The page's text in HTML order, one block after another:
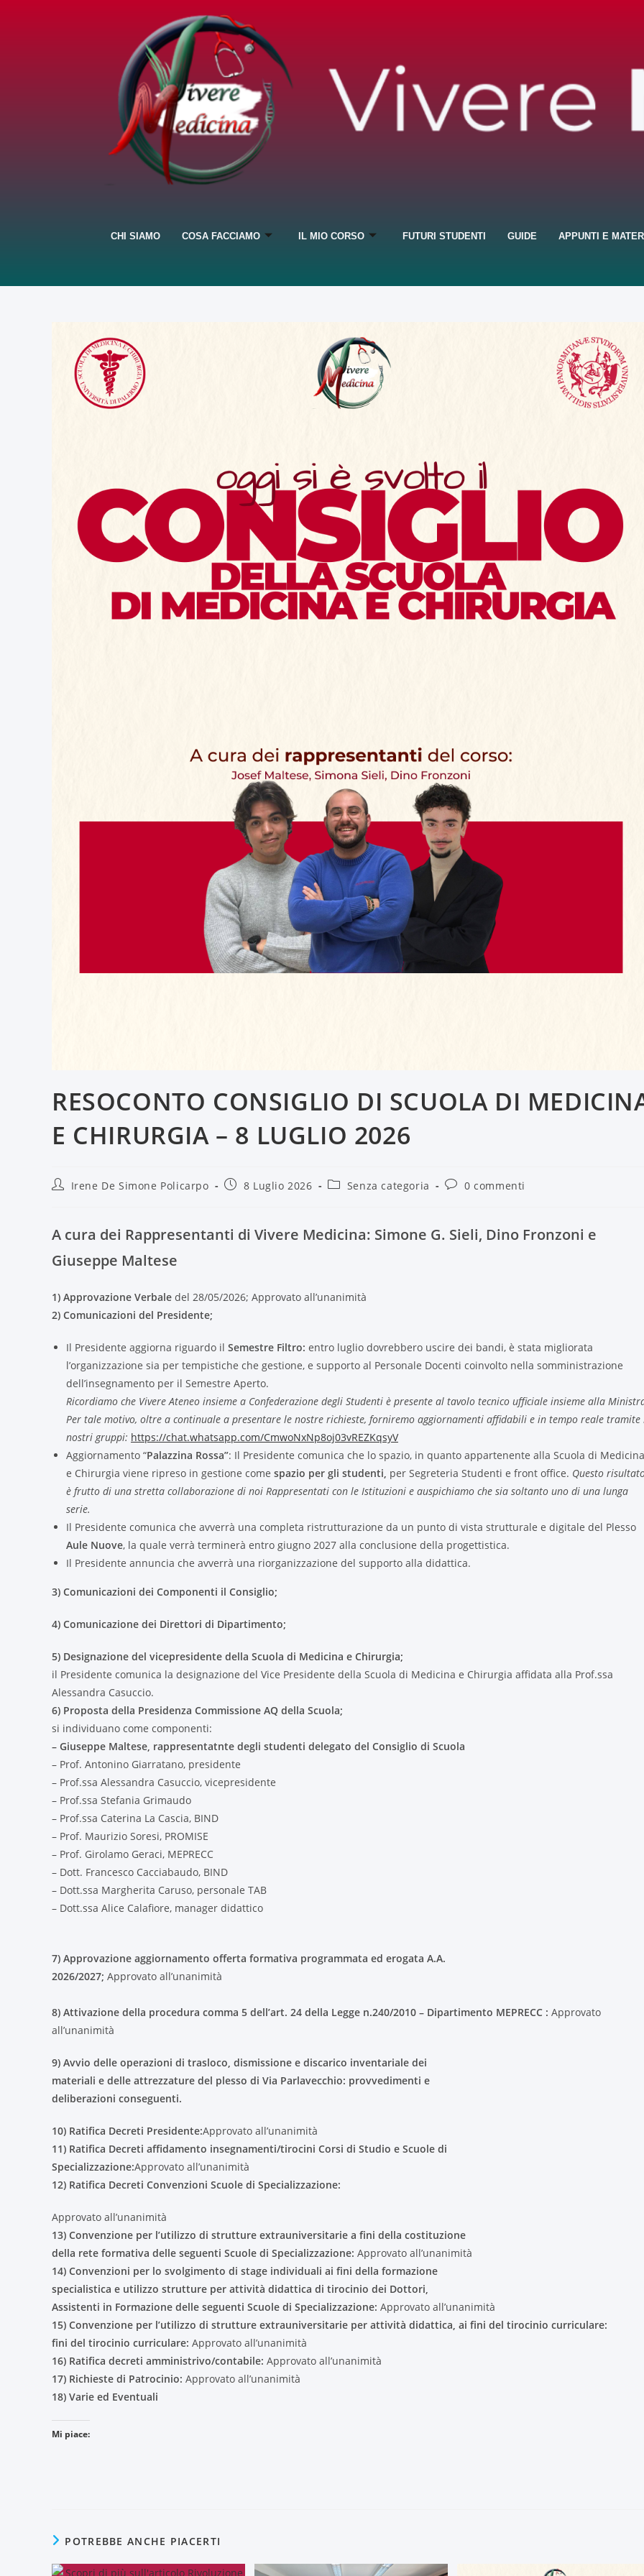
CHI SIAMO COSA FACCIAMO IL MIO CORSO FUTURI STUDENTI GUIDE APPUNTI E
RESOCONTO CONSIGLIO DI SCUOLA DI
E CHIRURGIA – 8 LUGLIO 2026
Irene De Simone Policarpo 8 Luglio 2026 Senza categoria 0 commenti
A cura dei Rappresentanti di Vivere Medicina: Simone G. Sieli, Dino Fronzoni e
Giuseppe Maltese
1) Approvazione Verbale del 28/05/2026; Approvato all’unanimità
2) Comunicazioni del Presidente;
Il Presidente aggiorna riguardo il Semestre Filtro: entro luglio dovrebbero uscire dei bandi, è stata migliorata
l’organizzazione sia per tempistiche che gestione, e supporto al Personale Docenti coinvolto nella somministrazione
dell’insegnamento per il Semestre Aperto.
Ricordiamo che Vivere Ateneo insieme a Confederazione degli Studenti è presente al tavolo tecnico ufficiale insieme alla
Per tale motivo, oltre a continuale a presentare le nostre richieste, forniremo aggiornamenti affidabili e in tempo reale tramite
nostri gruppi: https://chat.whatsapp.com/CmwoNxNp8oj03vREZKqsyV
Aggiornamento “Palazzina Rossa”: Il Presidente comunica che lo spazio, in quanto appartenente alla Scuola di Medicina
e Chirurgia viene ripreso in gestione come spazio per gli studenti, per Segreteria Studenti e front office. Questo
è frutto di una stretta collaborazione di noi Rappresentati con le Istituzioni e auspichiamo che sia soltanto uno di una lunga
serie.
Il Presidente comunica che avverrà una completa ristrutturazione da un punto di vista strutturale e digitale del Plesso
Aule Nuove, la quale verrà terminerà entro giugno 2027 alla conclusione della progettistica.
Il Presidente annuncia che avverrà una riorganizzazione del supporto alla didattica.
3) Comunicazioni dei Componenti il Consiglio;
4) Comunicazione dei Direttori di Dipartimento;
5) Designazione del vicepresidente della Scuola di Medicina e Chirurgia;
il Presidente comunica la designazione del Vice Presidente della Scuola di Medicina e Chirurgia affidata alla Prof.ssa
Alessandra Casuccio.
6) Proposta della Presidenza Commissione AQ della Scuola;
si individuano come componenti:
– Giuseppe Maltese, rappresentatnte degli studenti delegato del Consiglio di Scuola
– Prof. Antonino Giarratano, presidente
– Prof.ssa Alessandra Casuccio, vicepresidente
– Prof.ssa Stefania Grimaudo
– Prof.ssa Caterina La Cascia, BIND
– Prof. Maurizio Soresi, PROMISE
– Prof. Girolamo Geraci, MEPRECC
– Dott. Francesco Cacciabaudo, BIND
– Dott.ssa Margherita Caruso, personale TAB
– Dott.ssa Alice Calafiore, manager didattico
7) Approvazione aggiornamento offerta formativa programmata ed erogata A.A.
2026/2027; Approvato all’unanimità
8) Attivazione della procedura comma 5 dell’art. 24 della Legge n.240/2010 – Dipartimento MEPRECC : Approvato
all’unanimità
9) Avvio delle operazioni di trasloco, dismissione e discarico inventariale dei
materiali e delle attrezzature del plesso di Via Parlavecchio: provvedimenti e
deliberazioni conseguenti.
10) Ratifica Decreti Presidente:Approvato all’unanimità
11) Ratifica Decreti affidamento insegnamenti/tirocini Corsi di Studio e Scuole di
Specializzazione:Approvato all’unanimità
12) Ratifica Decreti Convenzioni Scuole di Specializzazione:
Approvato all’unanimità
13) Convenzione per l’utilizzo di strutture extrauniversitarie a fini della costituzione
della rete formativa delle seguenti Scuole di Specializzazione: Approvato all’unanimità
14) Convenzioni per lo svolgimento di stage individuali ai fini della formazione
specialistica e utilizzo strutture per attività didattica di tirocinio dei Dottori,
Assistenti in Formazione delle seguenti Scuole di Specializzazione: Approvato all’unanimità
15) Convenzione per l’utilizzo di strutture extrauniversitarie per attività didattica, ai fini del tirocinio curriculare:
fini del tirocinio curriculare: Approvato all’unanimità
16) Ratifica decreti amministrivo/contabile: Approvato all’unanimità
17) Richieste di Patrocinio: Approvato all’unanimità
18) Varie ed Eventuali
Mi piace:
POTREBBE ANCHE PIACERTI